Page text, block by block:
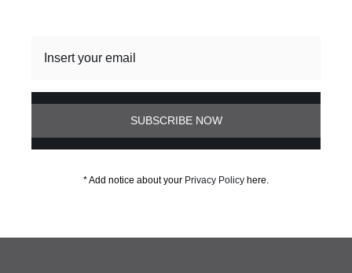
SUBSCRIBE NOW
* Add notice about your Privacy Policy here.